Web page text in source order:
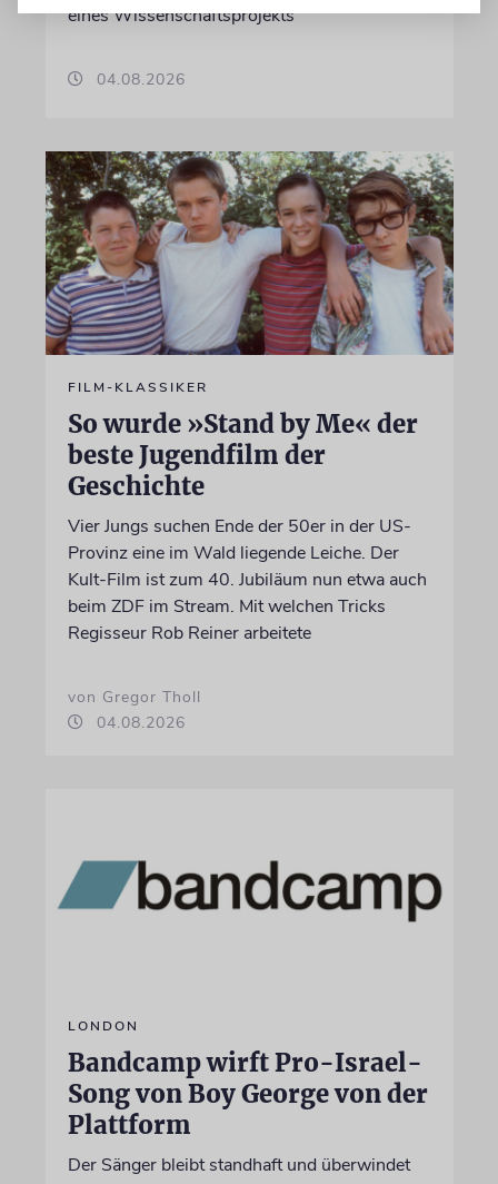
eines Wissenschaftsprojekts
04.08.2026
FILM-KLASSIKER
So wurde »Stand by Me« der
beste Jugendfilm der
Geschichte
Vier Jungs suchen Ende der 50er in der US-
Provinz eine im Wald liegende Leiche. Der
Kult-Film ist zum 40. Jubiläum nun etwa auch
beim ZDF im Stream. Mit welchen Tricks
Regisseur Rob Reiner arbeitete
von Gregor Tholl
04.08.2026
LONDON
Bandcamp wirft Pro-Israel-
Song von Boy George von der
Plattform
Der Sänger bleibt standhaft und überwindet